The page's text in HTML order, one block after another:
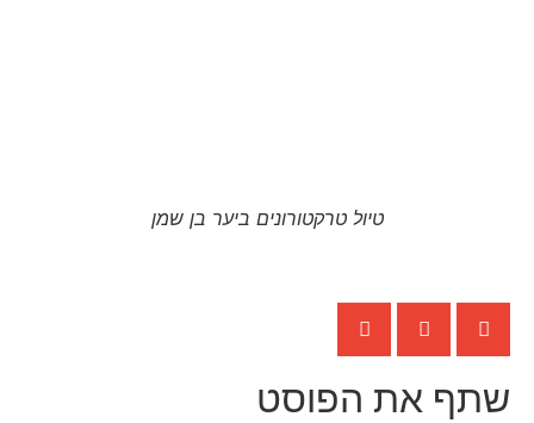
טיול טרקטורונים ביער בן שמן
שתף את הפוסט